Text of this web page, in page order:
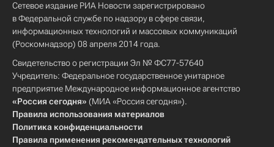
Сетевое издание РИА Новости зарегистрировано
в Федеральной службе по надзору в сфере связи,
информационных технологий и массовых коммуникаций
(Роскомнадзор) 08 апреля 2014 года.
Свидетельство о регистрации Эл № ФС77-57640
Учредитель: Федеральное государственное унитарное
предприятие Международное информационное агентство
«Россия сегодня» (МИА «Россия сегодня»).
Правила использования материалов
Политика конфиденциальности
Правила применения рекомендательных технологий